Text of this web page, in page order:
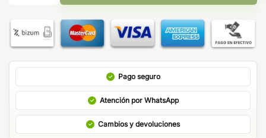
Pago seguro
Atención por WhatsApp
Cambios y devoluciones